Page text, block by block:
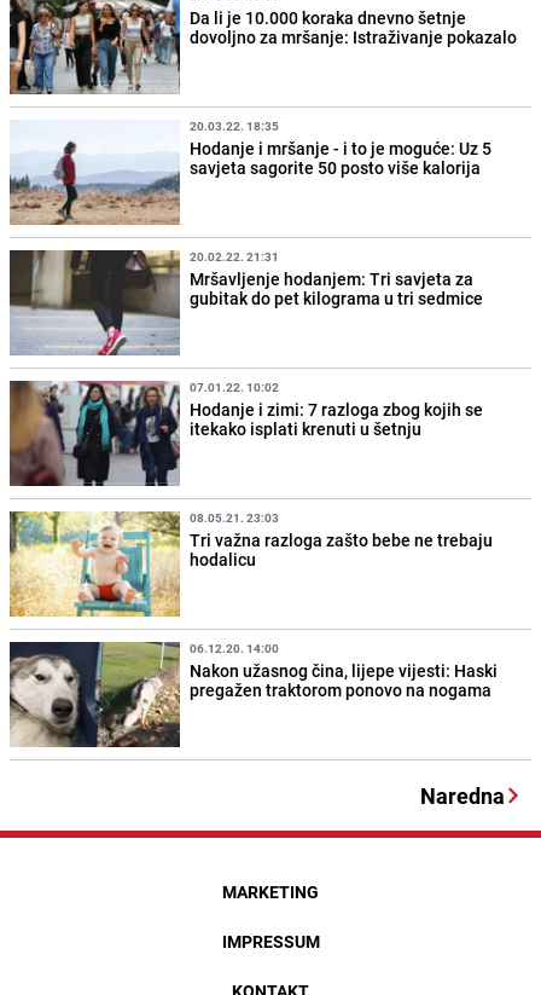
Da li je 10.000 koraka dnevno šetnje
dovoljno za mršanje: Istraživanje pokazalo
20.03.22. 18:35
Hodanje i mršanje - i to je moguće: Uz 5
savjeta sagorite 50 posto više kalorija
20.02.22. 21:31
Mršavljenje hodanjem: Tri savjeta za
gubitak do pet kilograma u tri sedmice
07.01.22. 10:02
Hodanje i zimi: 7 razloga zbog kojih se
itekako isplati krenuti u šetnju
08.05.21. 23:03
Tri važna razloga zašto bebe ne trebaju
hodalicu
06.12.20. 14:00
Nakon užasnog čina, lijepe vijesti: Haski
pregažen traktorom ponovo na nogama
Naredna
MARKETING
IMPRESSUM